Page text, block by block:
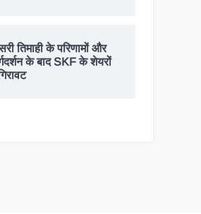
तिमाही के परिणामों और
के बाद SKF के शेयरों